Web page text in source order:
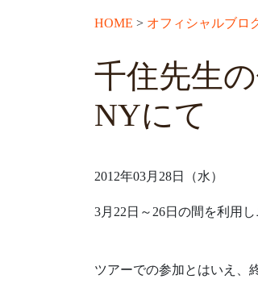
HOME > オフィシャルブロ
千住先生
NYにて
2012年03月28日（水）
3月22日～26日の間を利用
ツアーでの参加とはいえ、